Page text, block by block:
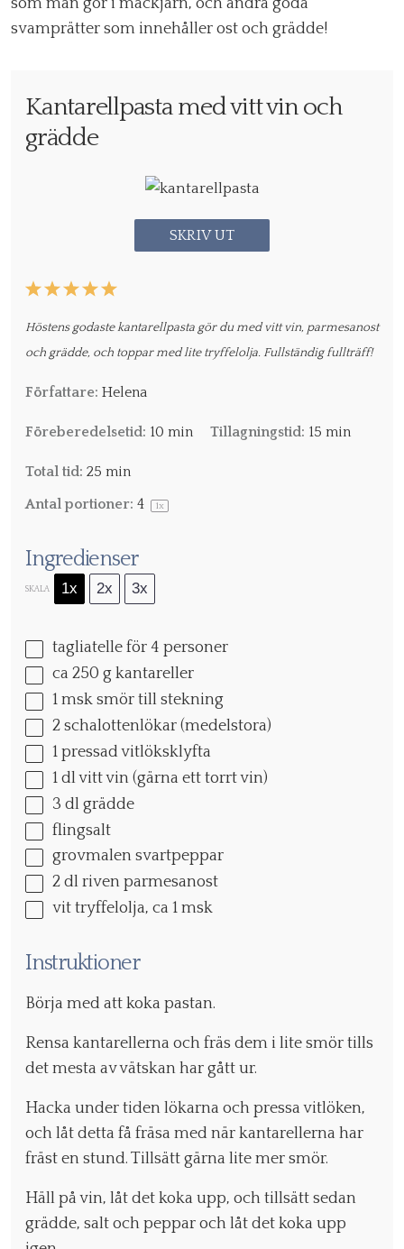
som man gör i mackjärn, och andra goda
svamprätter som innehåller ost och grädde!
Kantarellpasta med vitt vin och
grädde
SKRIV UT
5
4
3
2
1
Höstens godaste kantarellpasta gör du med vitt vin, parmesanost
och grädde, och toppar med lite tryffelolja. Fullständig fullträff!
Författare: Helena
Föreberedelsetid: 10 min Tillagningstid: 15 min
Total tid: 25 min
Antal portioner: 4 1x
Ingredienser
SKALA 1x 2x 3x
tagliatelle för 4 personer
ca 250 g kantareller
1 msk smör till stekning
2 schalottenlökar (medelstora)
1 pressad vitlöksklyfta
1 dl vitt vin (gärna ett torrt vin)
3 dl grädde
flingsalt
grovmalen svartpeppar
2 dl riven parmesanost
vit tryffelolja, ca 1 msk
Instruktioner
Börja med att koka pastan.
Rensa kantarellerna och fräs dem i lite smör tills
det mesta av vätskan har gått ur.
Hacka under tiden lökarna och pressa vitlöken,
och låt detta få fräsa med när kantarellerna har
fräst en stund. Tillsätt gärna lite mer smör.
Häll på vin, låt det koka upp, och tillsätt sedan
grädde, salt och peppar och låt det koka upp